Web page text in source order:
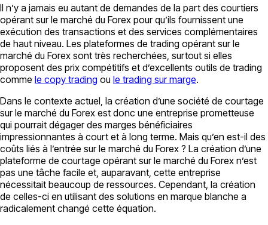
Il n’y a jamais eu autant de demandes de la part des courtiers
opérant sur le marché du Forex pour qu’ils fournissent une
exécution des transactions et des services complémentaires
de haut niveau. Les plateformes de trading opérant sur le
marché du Forex sont très recherchées, surtout si elles
proposent des prix compétitifs et d’excellents outils de trading
comme le copy trading ou le trading sur marge.
Dans le contexte actuel, la création d’une société de courtage
sur le marché du Forex est donc une entreprise prometteuse
qui pourrait dégager des marges bénéficiaires
impressionnantes à court et à long terme. Mais qu’en est-il des
coûts liés à l’entrée sur le marché du Forex ? La création d’une
plateforme de courtage opérant sur le marché du Forex n’est
pas une tâche facile et, auparavant, cette entreprise
nécessitait beaucoup de ressources. Cependant, la création
de celles-ci en utilisant des solutions en marque blanche a
radicalement changé cette équation.